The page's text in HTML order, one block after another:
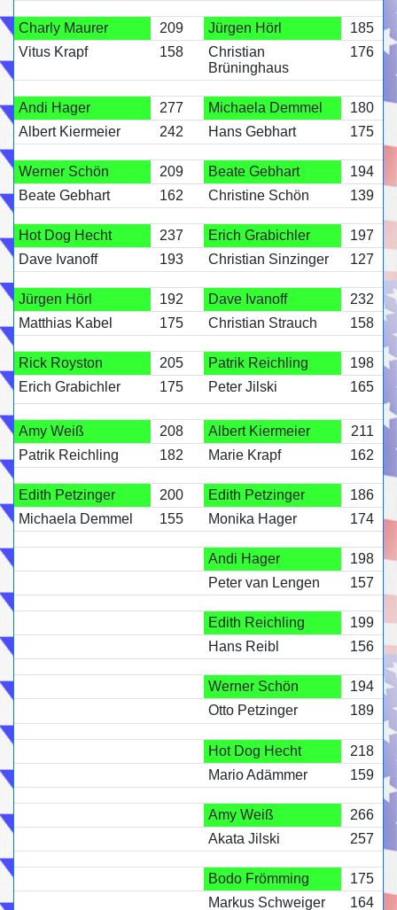
Charly Maurer 209 Jürgen Hörl
185
Vitus Krapf
158
Christian
Brüninghaus
176
Andi Hager 277 Michaela Demmel
180
Albert Kiermeier
242 Hans Gebhart 175
Werner Schön 209 Beate Gebhart
194
Beate Gebhart
162 Christine Schön 139
Hot Dog Hecht 237 Erich Grabichler
197
Dave Ivanoff
193 Christian Sinzinger 127
Jürgen Hörl 192 Dave Ivanoff
232
Matthias Kabel
175 Christian Strauch 158
Rick Royston 205 Patrik Reichling
198
Erich Grabichler
175 Peter Jilski 165
Amy Weiß 208 Albert Kiermeier
211
Patrik Reichling
182 Marie Krapf 162
Edith Petzinger 200 Edith Petzinger
186
Michaela Demmel
155 Monika Hager 174
Andi Hager
198
Peter van Lengen
157
Edith Reichling
199
Hans Reibl
156
Werner Schön
194
Otto Petzinger
189
Hot Dog Hecht
218
Mario Adämmer
159
Amy Weiß
266
Akata Jilski
257
Bodo Frömming
175
Markus Schweiger
164